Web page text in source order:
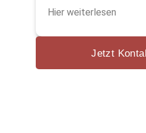
Hier weiterlesen
Jetzt